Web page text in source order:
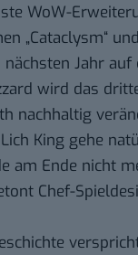
WoW-
„Cataclysm“
Jahr auf
wird das
nachhaltig
King gehe
am Ende nicht
Chef-